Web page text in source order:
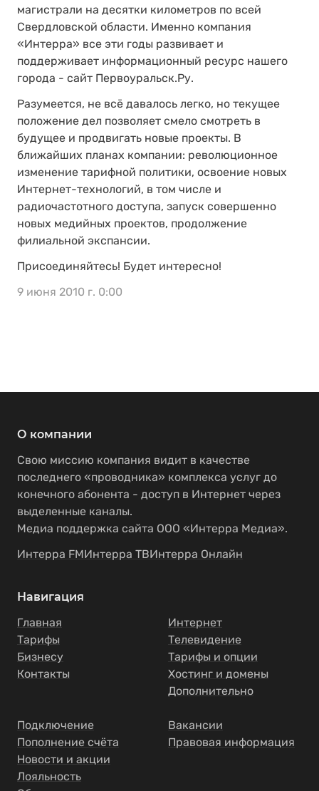
магистрали на десятки километров по всей
Свердловской области. Именно компания
«Интерра» все эти годы развивает и
поддерживает информационный ресурс нашего
города - сайт Первоуральск.Ру.
Разумеется, не всё давалось легко, но текущее
положение дел позволяет смело смотреть в
будущее и продвигать новые проекты. В
ближайших планах компании: революционное
изменение тарифной политики, освоение новых
Интернет-технологий, в том числе и
радиочастотного доступа, запуск совершенно
новых медийных проектов, продолжение
филиальной экспансии.
Присоединяйтесь! Будет интересно!
9 июня 2010 г. 0:00
О компании
Свою миссию компания видит в качестве
последнего «проводника» комплекса услуг до
конечного абонента - доступ в Интернет через
выделенные каналы.
Медиа поддержка сайта ООО «Интерра Медиа».
Интерра FMИнтерра ТВИнтерра Онлайн
Навигация
Главная
Тарифы
Бизнесу
Контакты
Интернет
Телевидение
Тарифы и опции
Хостинг и домены
Дополнительно
Подключение
Пополнение счёта
Новости и акции
Лояльность
Вакансии
Правовая информация